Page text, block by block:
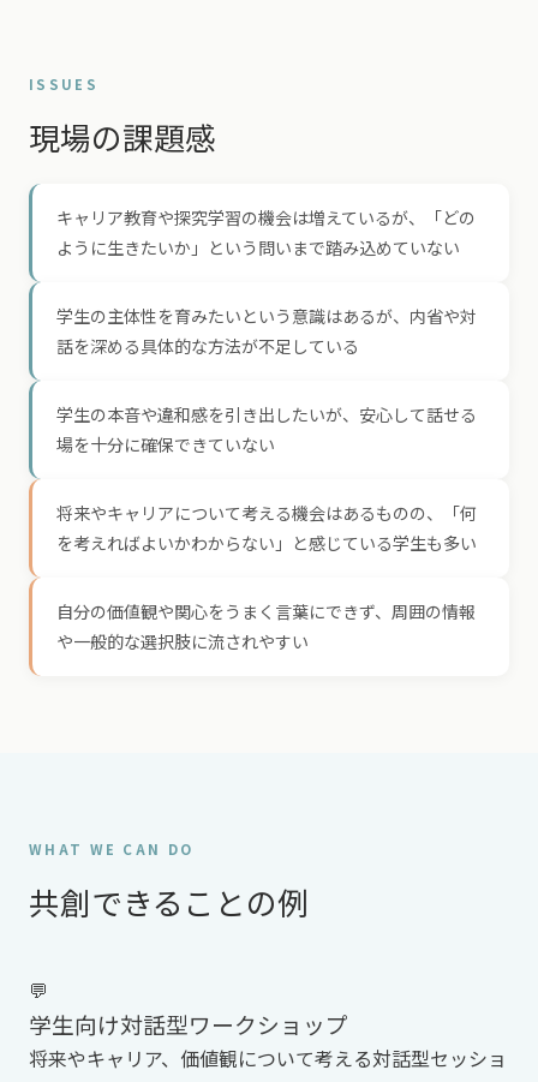
ISSUES
現場の課題感
キャリア教育や探究学習の機会は増えているが、「どの
ように生きたいか」という問いまで踏み込めていない
学生の主体性を育みたいという意識はあるが、内省や対
話を深める具体的な方法が不足している
学生の本音や違和感を引き出したいが、安心して話せる
場を十分に確保できていない
将来やキャリアについて考える機会はあるものの、「何
を考えればよいかわからない」と感じている学生も多い
自分の価値観や関心をうまく言葉にできず、周囲の情報
や一般的な選択肢に流されやすい
WHAT WE CAN DO
共創できることの例
💬
学生向け対話型ワークショップ
将来やキャリア、価値観について考える対話型セッショ